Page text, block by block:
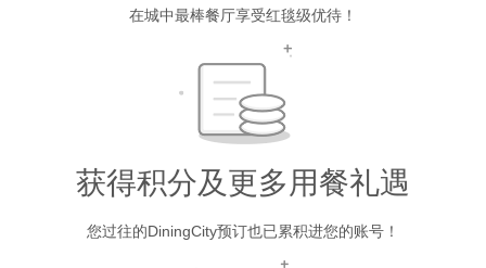
在城中最棒餐厅享受红毯级优待！
获得积分及更多用餐礼遇
您过往的DiningCity预订也已累积进您的账号！